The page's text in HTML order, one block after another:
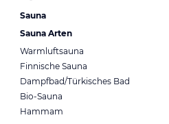
Sauna
Sauna Arten
Warmluftsauna
Finnische Sauna
Dampfbad/Türkisches Bad
Bio-Sauna
Hammam